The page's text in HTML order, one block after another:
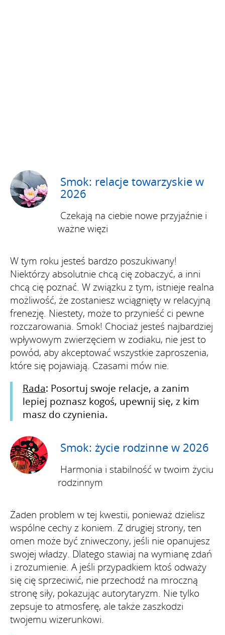
Smok: relacje towarzyskie w
2026
Czekają na ciebie nowe przyjaźnie i
ważne więzi
W tym roku jesteś bardzo poszukiwany!
Niektórzy absolutnie chcą cię zobaczyć, a inni
chcą cię poznać. W związku z tym, istnieje realna
możliwość, że zostaniesz wciągnięty w relacyjną
frenezję. Niestety, może to przynieść ci pewne
rozczarowania. Smok! Chociaż jesteś najbardziej
wpływowym zwierzęciem w zodiaku, nie jest to
powód, aby akceptować wszystkie zaproszenia,
które się pojawiają. Czasami mów nie.
Rada: Posortuj swoje relacje, a zanim
lepiej poznasz kogoś, upewnij się, z kim
masz do czynienia.
Smok: życie rodzinne w 2026
Harmonia i stabilność w twoim życiu
rodzinnym
Żaden problem w tej kwestii, ponieważ dzielisz
wspólne cechy z koniem. Z drugiej strony, ten
omen może być zniweczony, jeśli nie opanujesz
swojej władzy. Dlatego stawiaj na wymianę zdań
i zrozumienie. A jeśli przypadkiem ktoś odważy
się cię sprzeciwić, nie przechodź na mroczną
stronę siły, pokazując autorytaryzm. Nie tylko
zepsuje to atmosferę, ale także zaszkodzi
twojemu wizerunkowi.